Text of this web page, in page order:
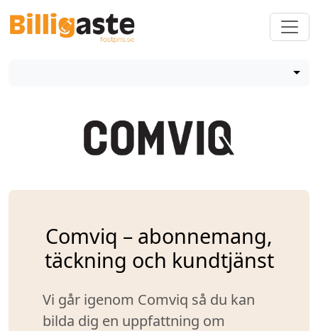
Comviq – abonnemang,
täckning och kundtjänst
Vi går igenom Comviq så du kan
bilda dig en uppfattning om